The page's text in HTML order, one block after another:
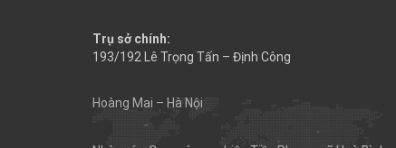
Trụ sở chính:
193/192 Lê Trọng Tấn – Định Công
Hoàng Mai – Hà Nội